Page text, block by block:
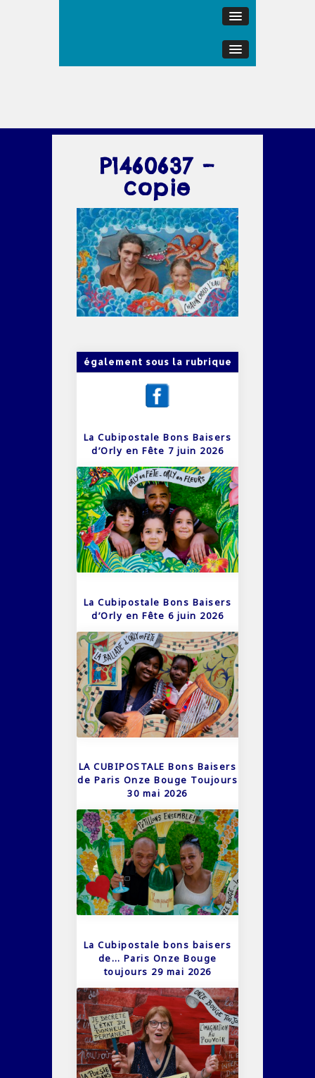
P1460637 –
copie
également sous la rubrique
La Cubipostale Bons Baisers
d’Orly en Fête 7 juin 2026
La Cubipostale Bons Baisers
d’Orly en Fête 6 juin 2026
LA CUBIPOSTALE Bons Baisers
de Paris Onze Bouge Toujours
30 mai 2026
La Cubipostale bons baisers
de… Paris Onze Bouge
toujours 29 mai 2026